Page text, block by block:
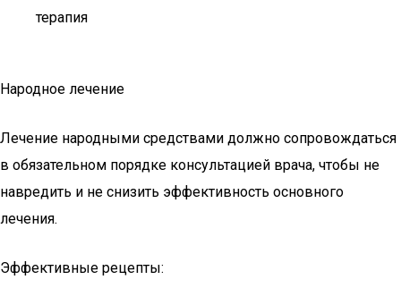
терапия
Народное лечение
Лечение народными средствами должно сопровождаться
в обязательном порядке консультацией врача, чтобы не
навредить и не снизить эффективность основного
лечения.
Эффективные рецепты: